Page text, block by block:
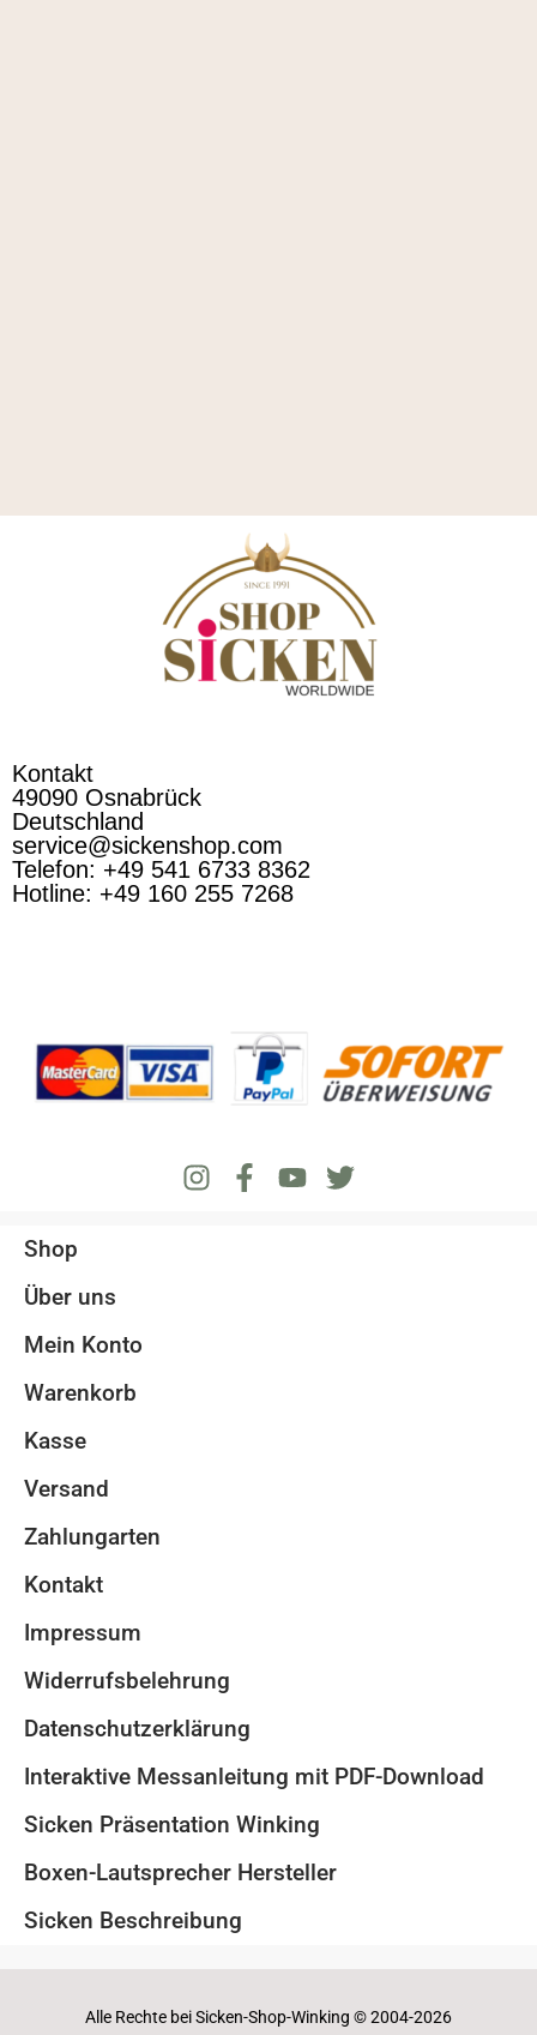
Kontakt
49090 Osnabrück
Deutschland
service@sickenshop.com
Telefon: +49 541 6733 8362
Hotline: +49 160 255 7268
Shop
Über uns
Mein Konto
Warenkorb
Kasse
Versand
Zahlungarten
Kontakt
Impressum
Widerrufsbelehrung
Datenschutzerklärung
Interaktive Messanleitung mit PDF-Download
Sicken Präsentation Winking
Boxen-Lautsprecher Hersteller
Sicken Beschreibung
Alle Rechte bei Sicken-Shop-Winking © 2004-2026